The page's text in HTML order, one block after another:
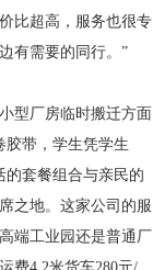
比超高，服务也很专
有需要的同行。”
型厂房临时搬迁方面
胶带，学生凭学生
的套餐组合与亲民的
之地。这家公司的服
端工业园还是普通厂